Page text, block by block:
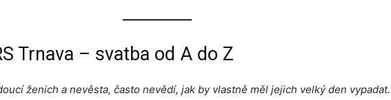
Trnava – svatba od A do Z
ženich a nevěsta, často nevědí, jak by vlastně měl jejich velký den vypadat.